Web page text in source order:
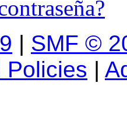
| SMF ©
Policies |